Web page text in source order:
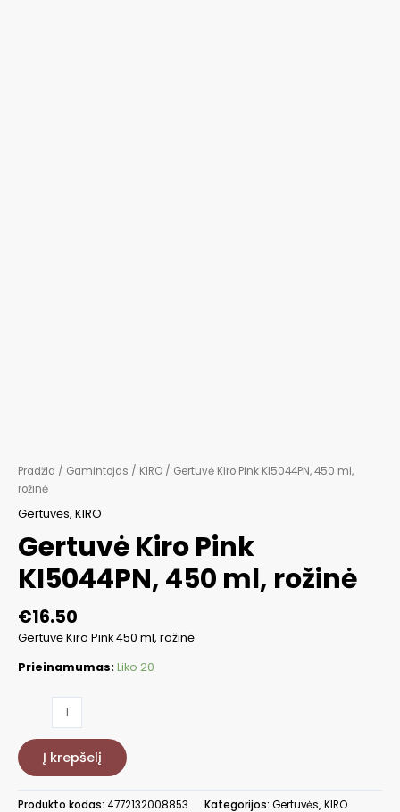
Pradžia / Gamintojas / KIRO / Gertuvė Kiro Pink KI5044PN, 450 ml,
rožinė
Gertuvės, KIRO
Gertuvė Kiro Pink
KI5044PN, 450 ml, rožinė
€16.50
Gertuvė Kiro Pink 450 ml, rožinė
Prieinamumas:Liko 20
produkto
Gertuvė
Kiro
Pink
Į krepšelį
Produkto kodas: 4772132008853 Kategorijos: Gertuvės,KIRO